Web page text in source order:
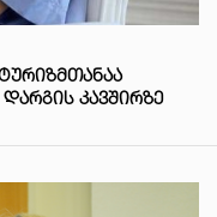
ᲙᲐᲕᲨᲘᲠᲖᲔ